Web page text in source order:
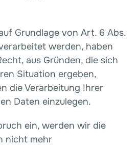
Grundlage von Art. 6 Abs.
werden, haben
aus Gründen, die sich
Situation ergeben,
die Verarbeitung Ihrer
Daten einzulegen.
ein, werden wir die
nicht mehr